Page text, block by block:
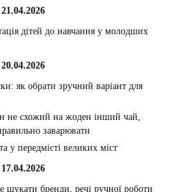
21.04.2026
дітей до навчання у молодших
20.04.2026
як обрати зручний варіант для
не схожий на жоден інший чай,
заварювати
у передмісті великих міст
17.04.2026
шукати бренди, речі ручної роботи